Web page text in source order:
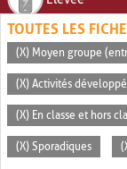
TOUTES LES
(X) Moyen groupe
(X) Activités
(X) En classe et hors
(X) Sporadiques